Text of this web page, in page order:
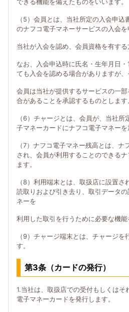
できる機能を備えたものをいいます。
（5）会員とは、当社所定の入会申
のナフコ電子マネーサービスの入会を
当社が入会を認め、会員資格を有する
なお、入会申込時に氏名・生年月日
ても入会を認める場合がありますが、
会員は当社が提供するサービスの一
合があることを承認するものとします
（6）チャージとは、会員が、当社
子マネーカードにナフコ電子マネーを
（7）ナフコ電子マネー残高とは、ナ
され、会員が利用することのできる
ます。
（8）利用端末とは、取扱店に設置
読取りおよび引き去り、取引データ
ネーを
利用した取引を行うために必要な機能
（9）チャージ端末とは、チャージを
す。
第3条（カードの発行）
1.当社は、取扱店での受付もしくはそ
電子マネーカードを発行します。